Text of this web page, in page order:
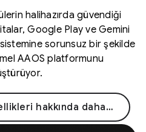
halihazırda güvendiği
Google Play ve Gemini
sorunsuz bir şekilde
AAOS platformunu
Google yerleşik özellikleri hakkında daha fazla bilgi edinin →